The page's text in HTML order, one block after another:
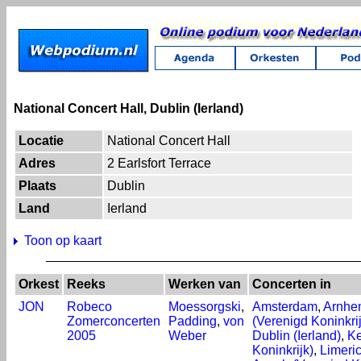
National Concert Hall, Dublin (Ierland)
Locatie
National Concert Hall
Adres
2 Earlsfort Terrace
Plaats
Dublin
Land
Ierland
Toon op kaart
Orkest Reeks Werken van
Concerten in
JON
Robeco
Zomerconcerten
2005
Moessorgski,
Padding, von
Weber
Amsterdam,
(Verenigd
Dublin (Ierland),
Koninkrijk),